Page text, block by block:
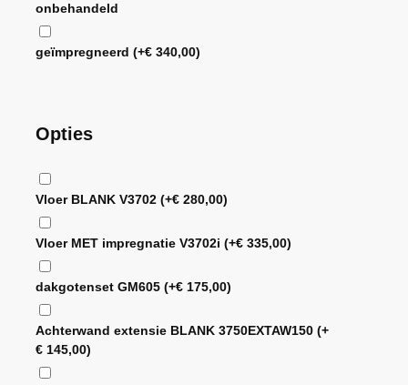
onbehandeld
geïmpregneerd(+€ 340,00)
Opties
Vloer BLANK V3702(+€ 280,00)
Vloer MET impregnatie V3702i(+€ 335,00)
dakgotenset GM605(+€ 175,00)
Achterwand extensie BLANK 3750EXTAW150(+
€ 145,00)